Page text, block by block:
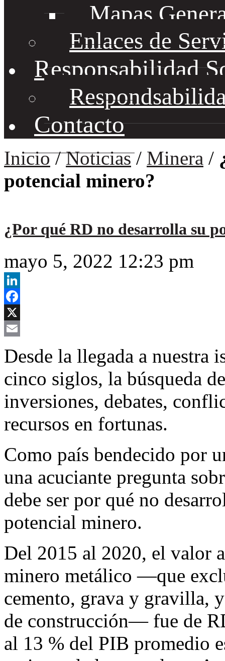
Mapas
Enlaces de
Responsabilidad
Contacto
Inicio/Noticias/ Minera /
potencial minero?
¿Por qué RD no desarrolla su
mayo 5, 2022 12:23 pm
LinkedIn
Facebook
X
Desde la llegada a nuestra
cinco siglos, la búsqueda
inversiones, debates,
recursos en fortunas.
Como país bendecido por
una acuciante pregunta
debe ser por qué no
potencial minero.
Del 2015 al 2020, el valor
minero metálico —que
cemento, grava y gravilla,
de construcción— fue de
al 13 % del PIB promedio